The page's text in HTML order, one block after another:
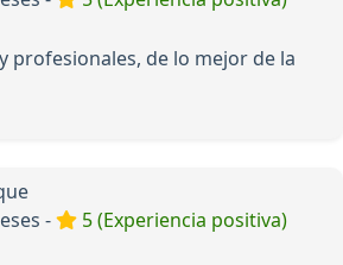
profesionales, de lo mejor de la
-
5 (Experiencia positiva)